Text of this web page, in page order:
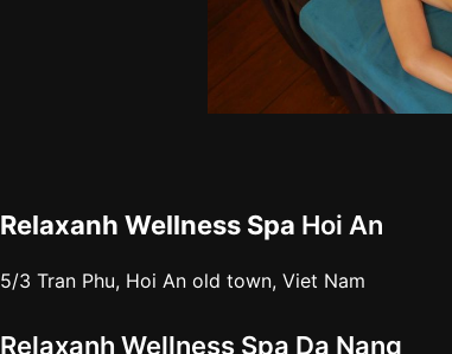
Relaxanh Wellness Spa Hoi An
5/3 Tran Phu, Hoi An old town, Viet Nam
Relaxanh Wellness Spa Da Nang